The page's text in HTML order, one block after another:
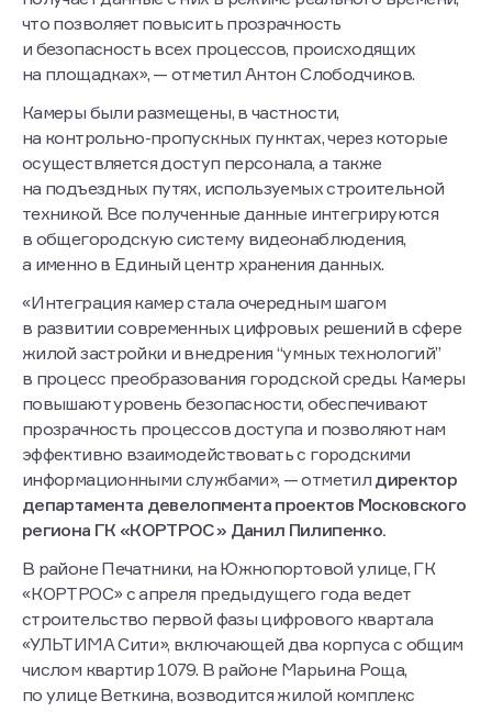
что позволяет повысить прозрачность
и безопасность всех процессов, происходящих
на площадках», — отметил Антон Слободчиков.
Камеры были размещены, в частности,
на контрольно-пропускных пунктах, через которые
осуществляется доступ персонала, а также
на подъездных путях, используемых строительной
техникой. Все полученные данные интегрируются
в общегородскую систему видеонаблюдения,
а именно в Единый центр хранения данных.
«Интеграция камер стала очередным шагом
в развитии современных цифровых решений в сфере
жилой застройки и внедрения “умных технологий”
в процесс преобразования городской среды. Камеры
повышают уровень безопасности, обеспечивают
прозрачность процессов доступа и позволяют нам
эффективно взаимодействовать с городскими
информационными службами», — отметил директор
департамента девелопмента проектов Московского
региона ГК «КОРТРОС» Данил Пилипенко.
В районе Печатники, на Южнопортовой улице, ГК
«КОРТРОС» с апреля предыдущего года ведет
строительство первой фазы цифрового квартала
«УЛЬТИМА Сити», включающей два корпуса с общим
числом квартир 1079. В районе Марьина Роща,
по улице Веткина, возводится жилой комплекс